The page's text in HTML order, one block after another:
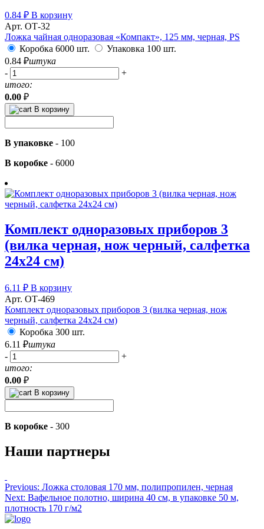
0.84 ₽ В корзину
Арт. ОТ-32
Ложка чайная одноразовая «Компакт», 125 мм, черная, PS
Коробка 6000 шт.
Упаковка 100 шт.
0.84 ₽штука
-
+
итого:
0.00 ₽
В корзину
В упаковке - 100
В коробке - 6000
Комплект одноразовых приборов 3
(вилка черная, нож черный, салфетка
24х24 см)
6.11 ₽ В корзину
Арт. ОТ-469
Комплект одноразовых приборов 3 (вилка черная, нож
черный, салфетка 24х24 см)
Коробка 300 шт.
6.11 ₽штука
-
+
итого:
0.00 ₽
В корзину
В коробке - 300
Наши партнеры
Навигация
по
записям
Previous: Ложка столовая 170 мм, полипропилен, черная
Next: Вафельное полотно, ширина 40 см, в упаковке 50 м,
плотность 170 г/м2